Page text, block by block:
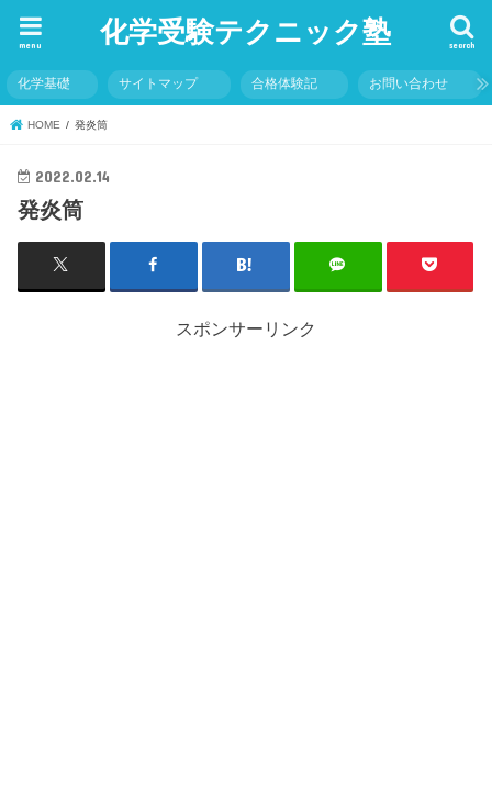
化学受験テクニック塾 search
menu
化学基礎 サイトマップ 合格体験記 お問い合わせ
HOME 発炎筒
2022.02.14
発炎筒
スポンサーリンク